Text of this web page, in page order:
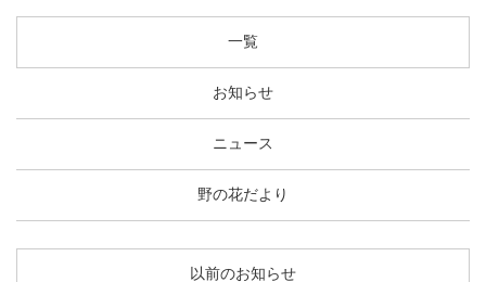
一覧
お知らせ
ニュース
野の花だより
以前のお知らせ